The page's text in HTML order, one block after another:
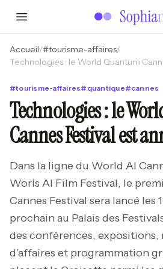
Accueil/#tourisme-affaires/
#tourisme-affaires# quantique#cannes
Technologies : le
Cannes Festival est
Dans la ligne du World AI
Worls AI Film Festival, le
Cannes Festival sera lancé les
prochain au Palais des
des conférences, expositions,
d’affaires et programmation